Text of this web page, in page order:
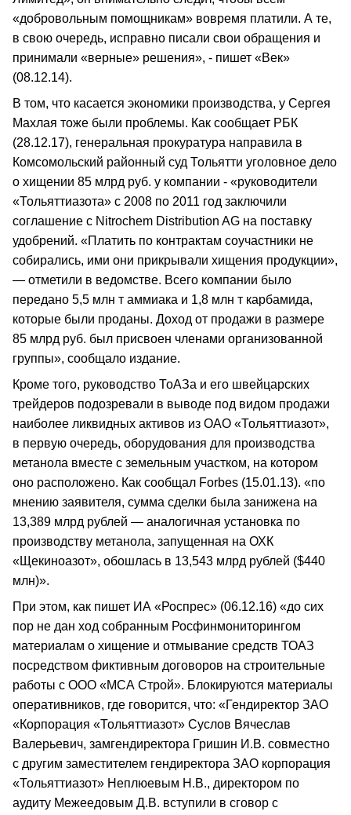
«добровольным помощникам» вовремя платили. А те,
в свою очередь, исправно писали свои обращения и
принимали «верные» решения», - пишет «Век»
(08.12.14).
В том, что касается экономики производства, у Сергея
Махлая тоже были проблемы. Как сообщает РБК
(28.12.17), генеральная прокуратура направила в
Комсомольский районный суд Тольятти уголовное дело
о хищении 85 млрд руб. у компании - «руководители
«Тольяттиазота» с 2008 по 2011 год заключили
соглашение с Nitrochem Distribution AG на поставку
удобрений. «Платить по контрактам соучастники не
собирались, ими они прикрывали хищения продукции»,
— отметили в ведомстве. Всего компании было
передано 5,5 млн т аммиака и 1,8 млн т карбамида,
которые были проданы. Доход от продажи в размере
85 млрд руб. был присвоен членами организованной
группы», сообщало издание.
Кроме того, руководство ТоАЗа и его швейцарских
трейдеров подозревали в выводе под видом продажи
наиболее ликвидных активов из ОАО «Тольяттиазот»,
в первую очередь, оборудования для производства
метанола вместе с земельным участком, на котором
оно расположено. Как сообщал Forbes (15.01.13). «по
мнению заявителя, сумма сделки была занижена на
13,389 млрд рублей — аналогичная установка по
производству метанола, запущенная на ОХК
«Щекиноазот», обошлась в 13,543 млрд рублей ($440
млн)».
При этом, как пишет ИА «Роспрес» (06.12.16) «до сих
пор не дан ход собранным Росфинмониторингом
материалам о хищение и отмывание средств ТОАЗ
посредством фиктивным договоров на строительные
работы с ООО «МСА Строй». Блокируются материалы
оперативников, где говорится, что: «Гендиректор ЗАО
«Корпорация «Тольяттиазот» Суслов Вячеслав
Валерьевич, замгендиректора Гришин И.В. совместно
с другим заместителем гендиректора ЗАО корпорация
«Тольяттиазот» Неплюевым Н.В., директором по
аудиту Межеедовым Д.В. вступили в сговор с